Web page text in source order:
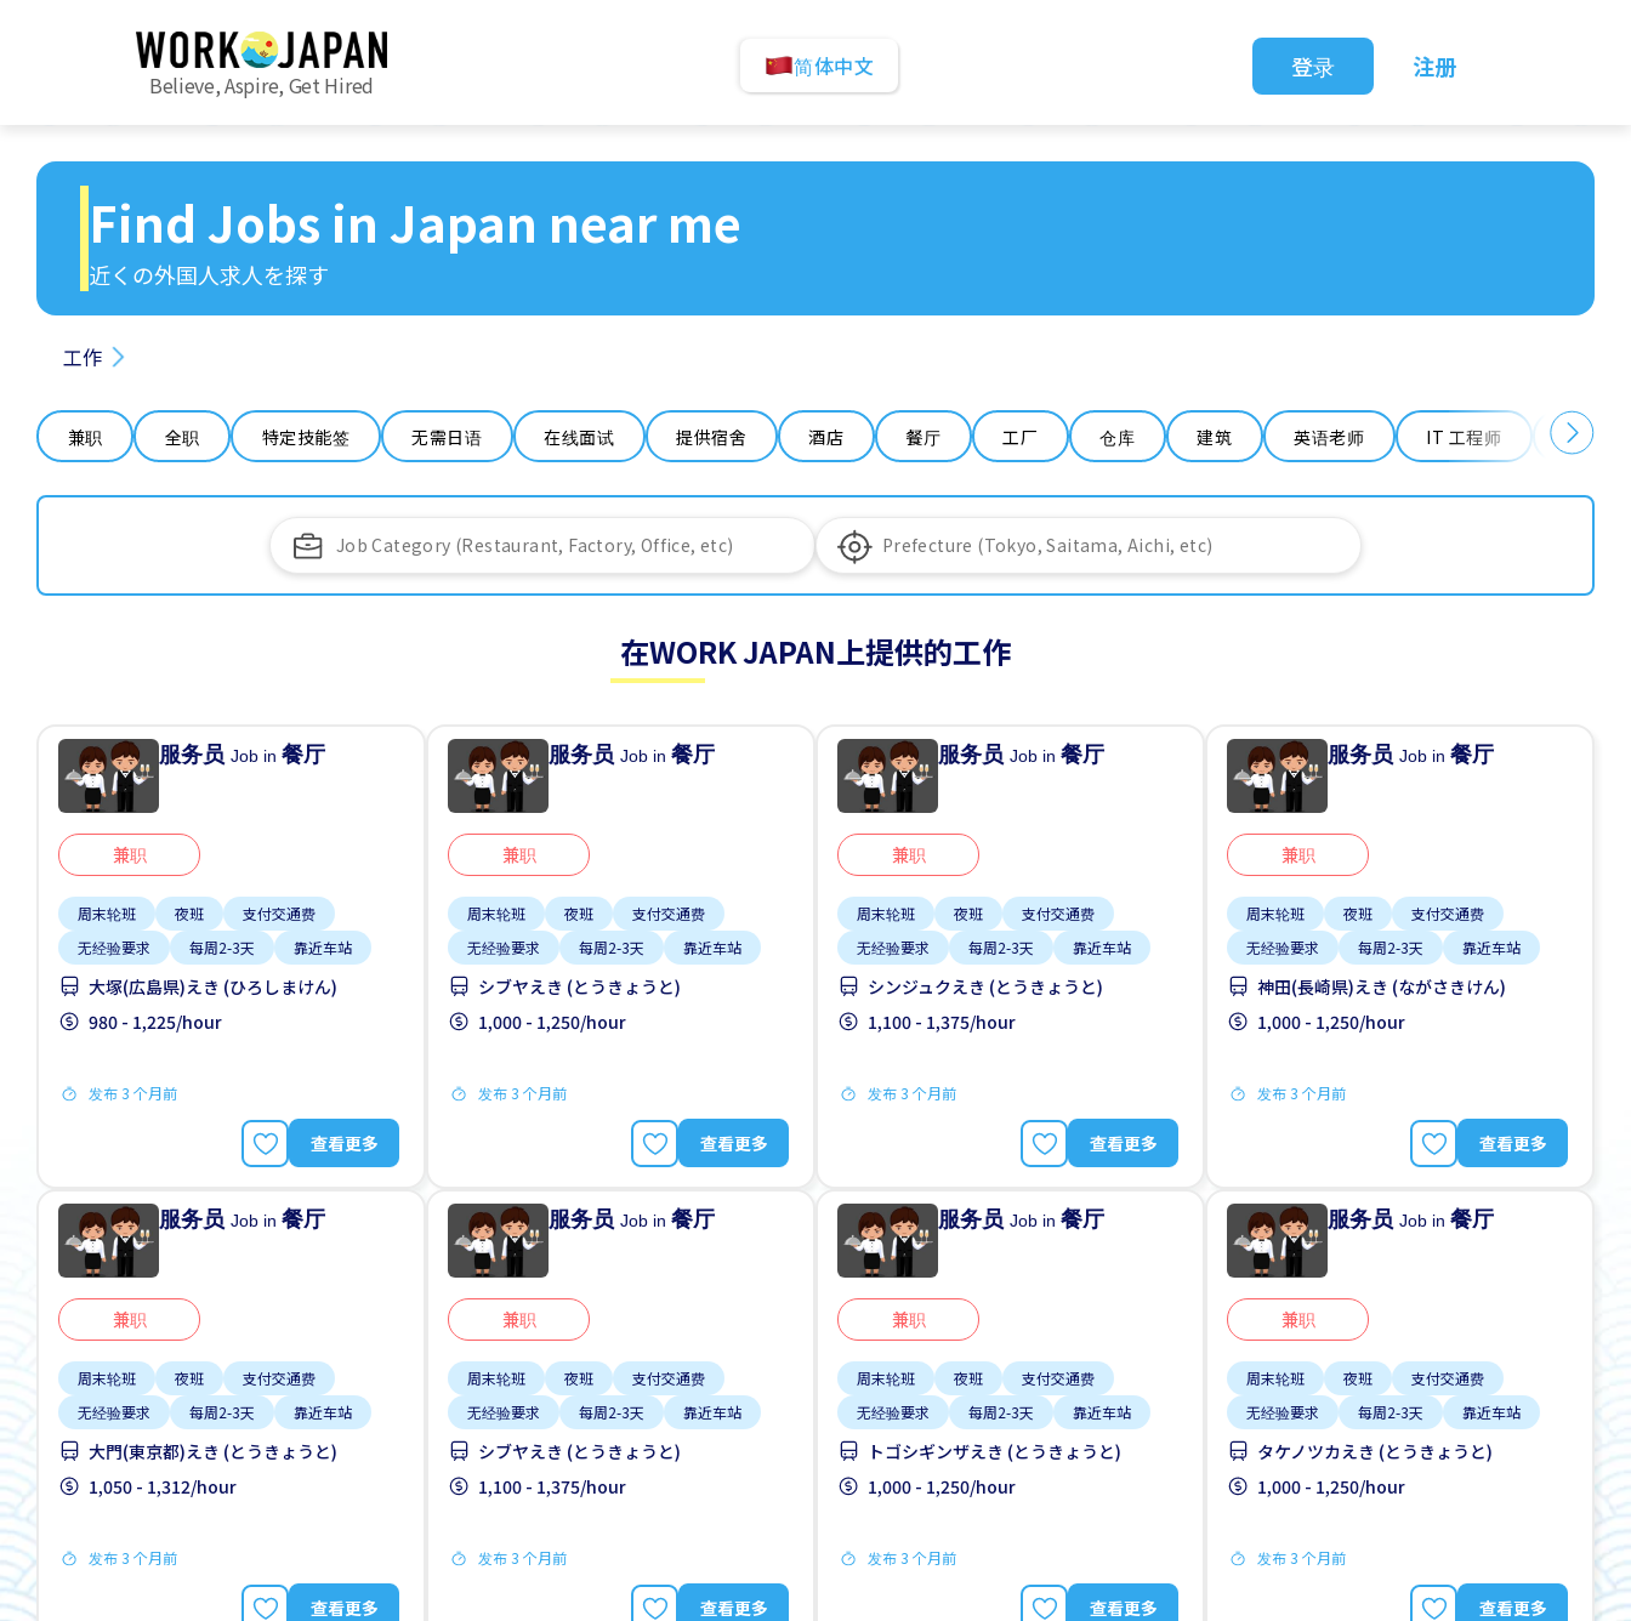
Believe, Aspire, Get Hired
简体中文 登录 注册
Find Jobs in Japan near me
近くの外国人求人を探す
工作
兼职 全职 特定技能签 无需日语 在线面试 提供宿舍 酒店 餐厅 工厂 仓库 建筑 英语老师 IT 工程师 清洁
在WORK JAPAN上提供的工作
服务员Job in餐厅
兼职
周末轮班 夜班
支付交通费
无经验要求
每周2-3天 靠近车站
大塚(広島県)えき (ひろしまけん)
980 - 1,225/hour
发布 3 个月前
查看更多
服务员Job in餐厅
兼职
周末轮班 夜班
支付交通费
无经验要求
每周2-3天 靠近车站
シブヤえき (とうきょうと)
1,000 - 1,250/hour
发布 3 个月前
查看更多
服务员Job in餐厅
兼职
周末轮班 夜班
支付交通费
无经验要求
每周2-3天 靠近车站
シンジュクえき (とうきょうと)
1,100 - 1,375/hour
发布 3 个月前
查看更多
服务员Job in餐厅
兼职
周末轮班 夜班
支付交通费
无经验要求
每周2-3天 靠近车站
神田(長崎県)えき (ながさきけん)
1,000 - 1,250/hour
发布 3 个月前
查看更多
服务员Job in餐厅
兼职
周末轮班 夜班
支付交通费
无经验要求
每周2-3天 靠近车站
大門(東京都)えき (とうきょうと)
1,050 - 1,312/hour
发布 3 个月前
查看更多
服务员Job in餐厅
兼职
周末轮班 夜班
支付交通费
无经验要求
每周2-3天 靠近车站
シブヤえき (とうきょうと)
1,100 - 1,375/hour
发布 3 个月前
查看更多
服务员Job in餐厅
兼职
周末轮班 夜班
支付交通费
无经验要求
每周2-3天 靠近车站
トゴシギンザえき (とうきょうと)
1,000 - 1,250/hour
发布 3 个月前
查看更多
服务员Job in餐厅
兼职
周末轮班 夜班
支付交通费
无经验要求
每周2-3天 靠近车站
タケノツカえき (とうきょうと)
1,000 - 1,250/hour
发布 3 个月前
查看更多